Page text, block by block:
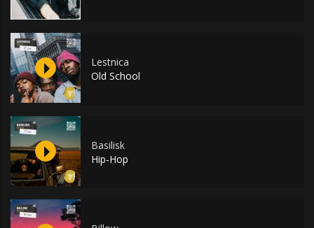
Lestnica
Old School
Basilisk
Hip-Hop